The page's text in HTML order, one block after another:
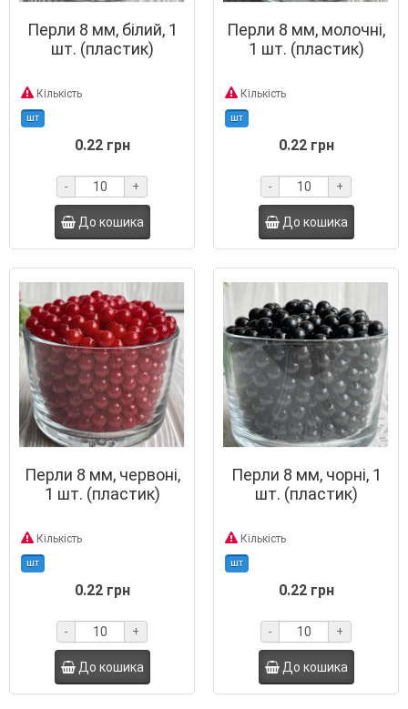
Перли 8 мм, білий, 1
шт. (пластик)
Кількість
шт
0.22 грн
- +
До кошика
Перли 8 мм, молочні,
1 шт. (пластик)
Кількість
шт
0.22 грн
- +
До кошика
Перли 8 мм, червоні,
1 шт. (пластик)
Кількість
шт
0.22 грн
- +
До кошика
Перли 8 мм, чорні, 1
шт. (пластик)
Кількість
шт
0.22 грн
- +
До кошика